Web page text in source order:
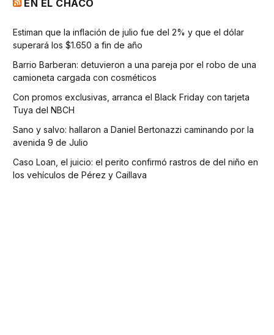
EN EL CHACO
Estiman que la inflación de julio fue del 2% y que el dólar
superará los $1.650 a fin de año
Barrio Barberan: detuvieron a una pareja por el robo de una
camioneta cargada con cosméticos
Con promos exclusivas, arranca el Black Friday con tarjeta
Tuya del NBCH
Sano y salvo: hallaron a Daniel Bertonazzi caminando por la
avenida 9 de Julio
Caso Loan, el juicio: el perito confirmó rastros de del niño en
los vehículos de Pérez y Caillava